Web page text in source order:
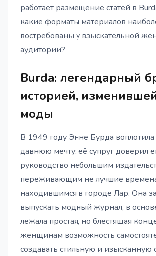
работает размещение статей в
какие форматы материалов
востребованы у взыскательной
аудитории?
Burda: легендарный
историей,
моды
В 1949 году Энне Бурда
давнюю мечту: её супруг доверил
руководство небольшим
переживающим не лучшие
находившимся в городе Лар. Она
выпускать модный журнал, в
лежала простая, но блестящая
женщинам возможность
создавать стильную и изысканную